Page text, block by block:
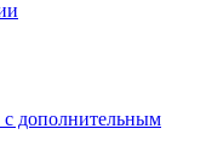
дополнительным